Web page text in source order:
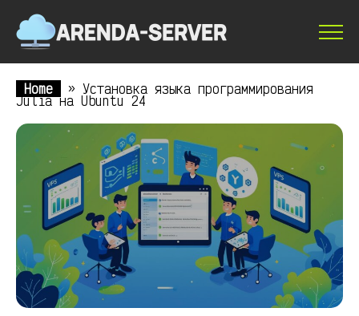
Home » Установка языка программирования
Julia на Ubuntu 24